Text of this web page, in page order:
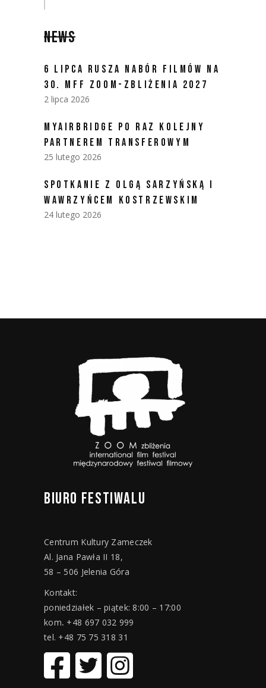
NEWS
6 LIPCA RUSZA NABÓR FILMÓW NA
30. MFF ZOOM-ZBLIŻENIA 2027
2 lipca 2026
MYAIRBRIDGE PO RAZ KOLEJNY
PARTNEREM TRANSFEROWYM
25 lutego 2026
SPOTKANIE Z OLGĄ SARZYŃSKĄ I
WAWRZYŃCEM KOSTRZEWSKIM
24 lutego 2026
BIURO FESTIWALU
Centrum Kultury Zameczek
Al. Jana Pawła II 18,
58 – 506 Jelenia Góra
Kontakt:
poniedziałek – piątek: 8:00 – 17:00
kom. +48 697 032 999
tel. +48 75 75 318 31